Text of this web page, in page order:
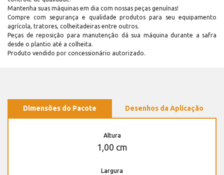
Mantenha suas máquinas em dia com nossas peças genuínas!
Compre com segurança e qualidade produtos para seu equipamento
agrícola, tratores, colheitadeiras entre outros.
Peças de reposição para manutenção dá sua máquina durante a safra
desde o plantio até a colheita.
Produto vendido por concessionário autorizado.
Dimensões do Pacote Desenhos da Aplicação
Altura
1,00 cm
Largura